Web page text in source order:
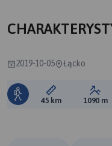
2019-10-05 Łącko
Długość trasy:
45 km 1090 m